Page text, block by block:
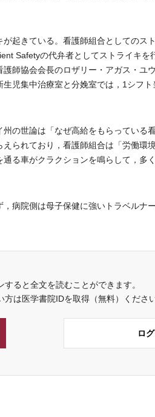
起きている。看護師組合としてのス
Safetyの代弁者としてストライキ
師協会会長のロザリー・アガス・ユ
児集中治療室と分娩室では，1シフ
の世論は「なぜ高給をもらっている
られており，看護師組合は「労働環
る車がクラクションを鳴らして，多
病院側は母子保健に強いトラベルナ
すると全文を読むことができます。
は医学書院IDを取得（無料）ください
ロ